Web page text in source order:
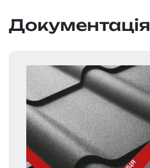
Документація